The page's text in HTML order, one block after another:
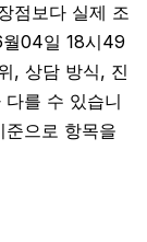
점보다 실제 조
04일 18시49
, 상담 방식, 진
를 수 있습니
으로 항목을